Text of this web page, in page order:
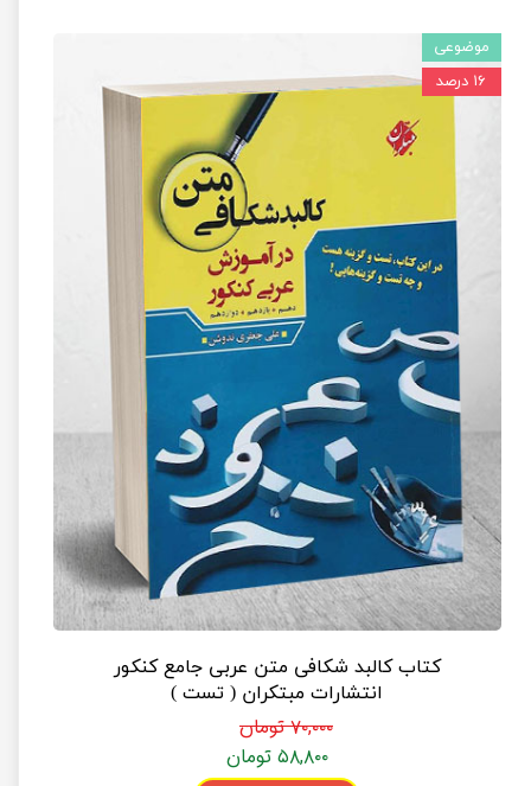
کتاب کالبد شکافی متن عربی جامع کنکور
انتشارات مبتکران ( تست )
۷۰,۰۰۰ تومان
۵۸,۸۰۰ تومان
موضوعی
۱۶ درصد